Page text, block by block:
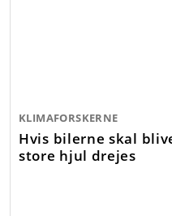
KLIMAFORSKERNE
Hvis bilerne skal
store hjul drejes